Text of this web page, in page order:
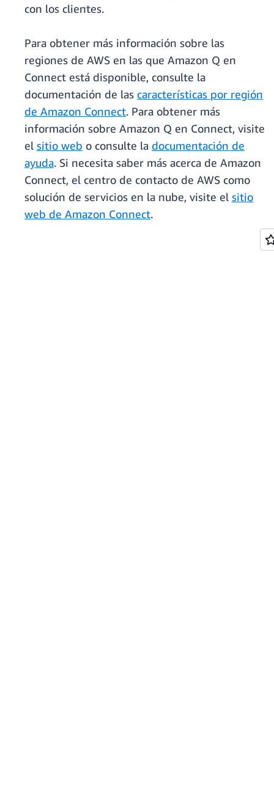
con los clientes.
Para obtener más información sobre las
regiones de AWS en las que Amazon Q en
Connect está disponible, consulte la
documentación de las características por región
de Amazon Connect. Para obtener más
información sobre Amazon Q en Connect, visite
el sitio web o consulte la documentación de
ayuda. Si necesita saber más acerca de Amazon
Connect, el centro de contacto de AWS como
solución de servicios en la nube, visite el sitio
web de Amazon Connect.